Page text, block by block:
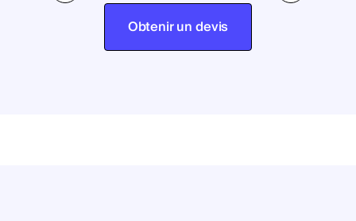
Obtenir un devis